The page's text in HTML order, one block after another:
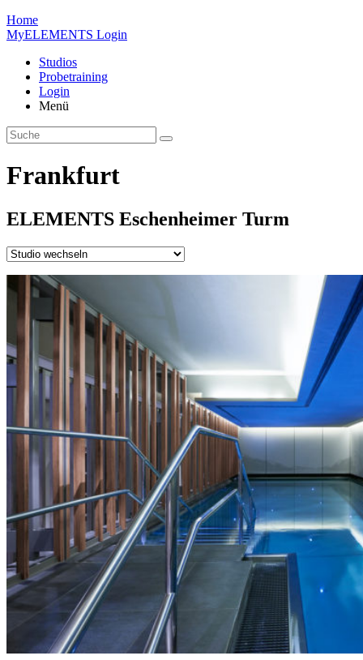
Home
MyELEMENTS Login
Studios
Probe­training
Login
Menü
Frankfurt
ELEMENTS Eschen­heimer Turm